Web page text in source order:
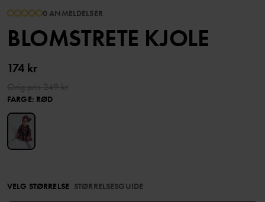
0 ANMELDELSER
BLOMSTRETE KJOLE
174 kr
FARGE: RØD
VELG STØRRELSE STØRRELSESGUIDE